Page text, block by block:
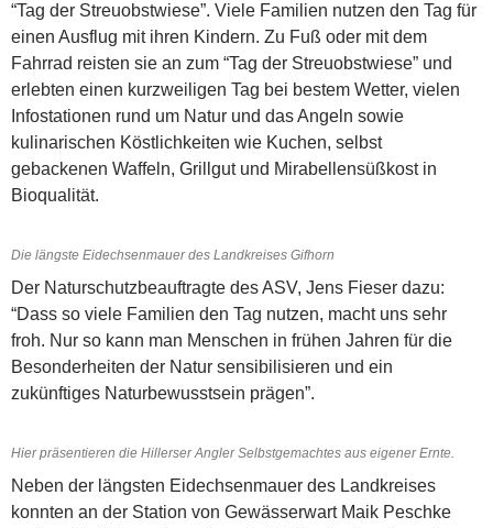
“Tag der Streuobstwiese”. Viele Familien nutzen den Tag für
einen Ausflug mit ihren Kindern. Zu Fuß oder mit dem
Fahrrad reisten sie an zum “Tag der Streuobstwiese” und
erlebten einen kurzweiligen Tag bei bestem Wetter, vielen
Infostationen rund um Natur und das Angeln sowie
kulinarischen Köstlichkeiten wie Kuchen, selbst
gebackenen Waffeln, Grillgut und Mirabellensüßkost in
Bioqualität.
Die längste Eidechsenmauer des Landkreises Gifhorn
Der Naturschutzbeauftragte des ASV, Jens Fieser dazu:
“Dass so viele Familien den Tag nutzen, macht uns sehr
froh. Nur so kann man Menschen in frühen Jahren für die
Besonderheiten der Natur sensibilisieren und ein
zukünftiges Naturbewusstsein prägen”.
Hier präsentieren die Hillerser Angler Selbstgemachtes aus eigener Ernte.
Neben der längsten Eidechsenmauer des Landkreises
konnten an der Station von Gewässerwart Maik Peschke